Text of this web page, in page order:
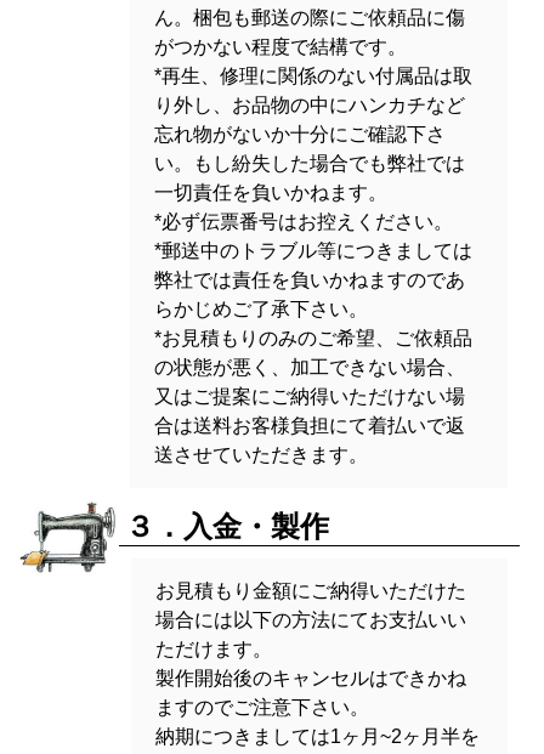
ん。梱包も郵送の際にご依頼品に傷
がつかない程度で結構です。
*再生、修理に関係のない付属品は取
り外し、お品物の中にハンカチなど
忘れ物がないか十分にご確認下さ
い。もし紛失した場合でも弊社では
一切責任を負いかねます。
*必ず伝票番号はお控えください。
*郵送中のトラブル等につきましては
弊社では責任を負いかねますのであ
らかじめご了承下さい。
*お見積もりのみのご希望、ご依頼品
の状態が悪く、加工できない場合、
又はご提案にご納得いただけない場
合は送料お客様負担にて着払いで返
送させていただきます。
３．入金・製作
お見積もり金額にご納得いただけた
場合には以下の方法にてお支払いい
ただけます。
製作開始後のキャンセルはできかね
ますのでご注意下さい。
納期につきましては1ヶ月~2ヶ月半を